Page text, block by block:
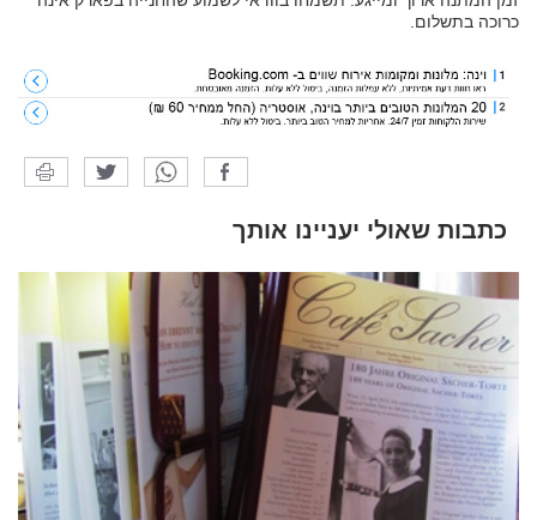
כרוכה בתשלום.
כתבות שאולי יעניינו אותך